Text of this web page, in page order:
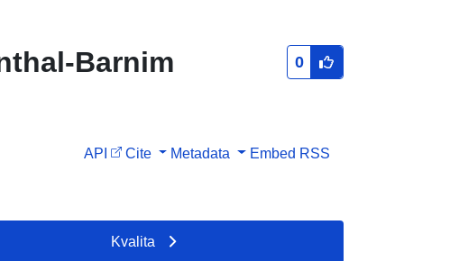
Barnim
0
API Cite Metadata Embed RSS
Kvalita